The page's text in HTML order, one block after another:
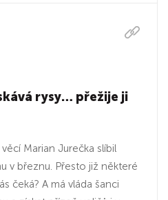
rysy… přežije ji
Marian Jurečka slíbil
v březnu. Přesto již některé
čeká? A má vláda šanci